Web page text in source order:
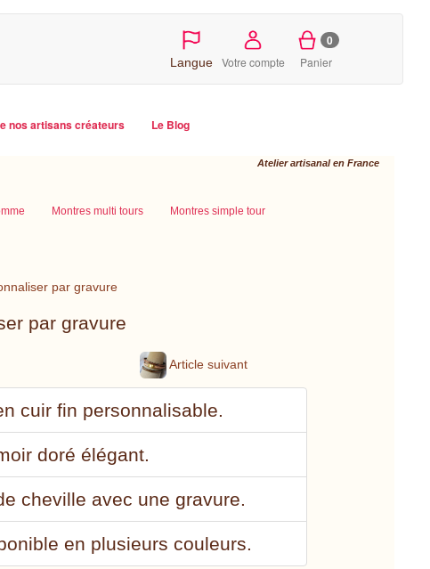
Langue Votre compte
0
Panier
nos artisans créateurs Le Blog
Atelier artisanal en France
Montres multi tours Montres simple tour
par gravure
par gravure
Article suivant
cuir fin personnalisable.
doré élégant.
cheville avec une gravure.
en plusieurs couleurs.